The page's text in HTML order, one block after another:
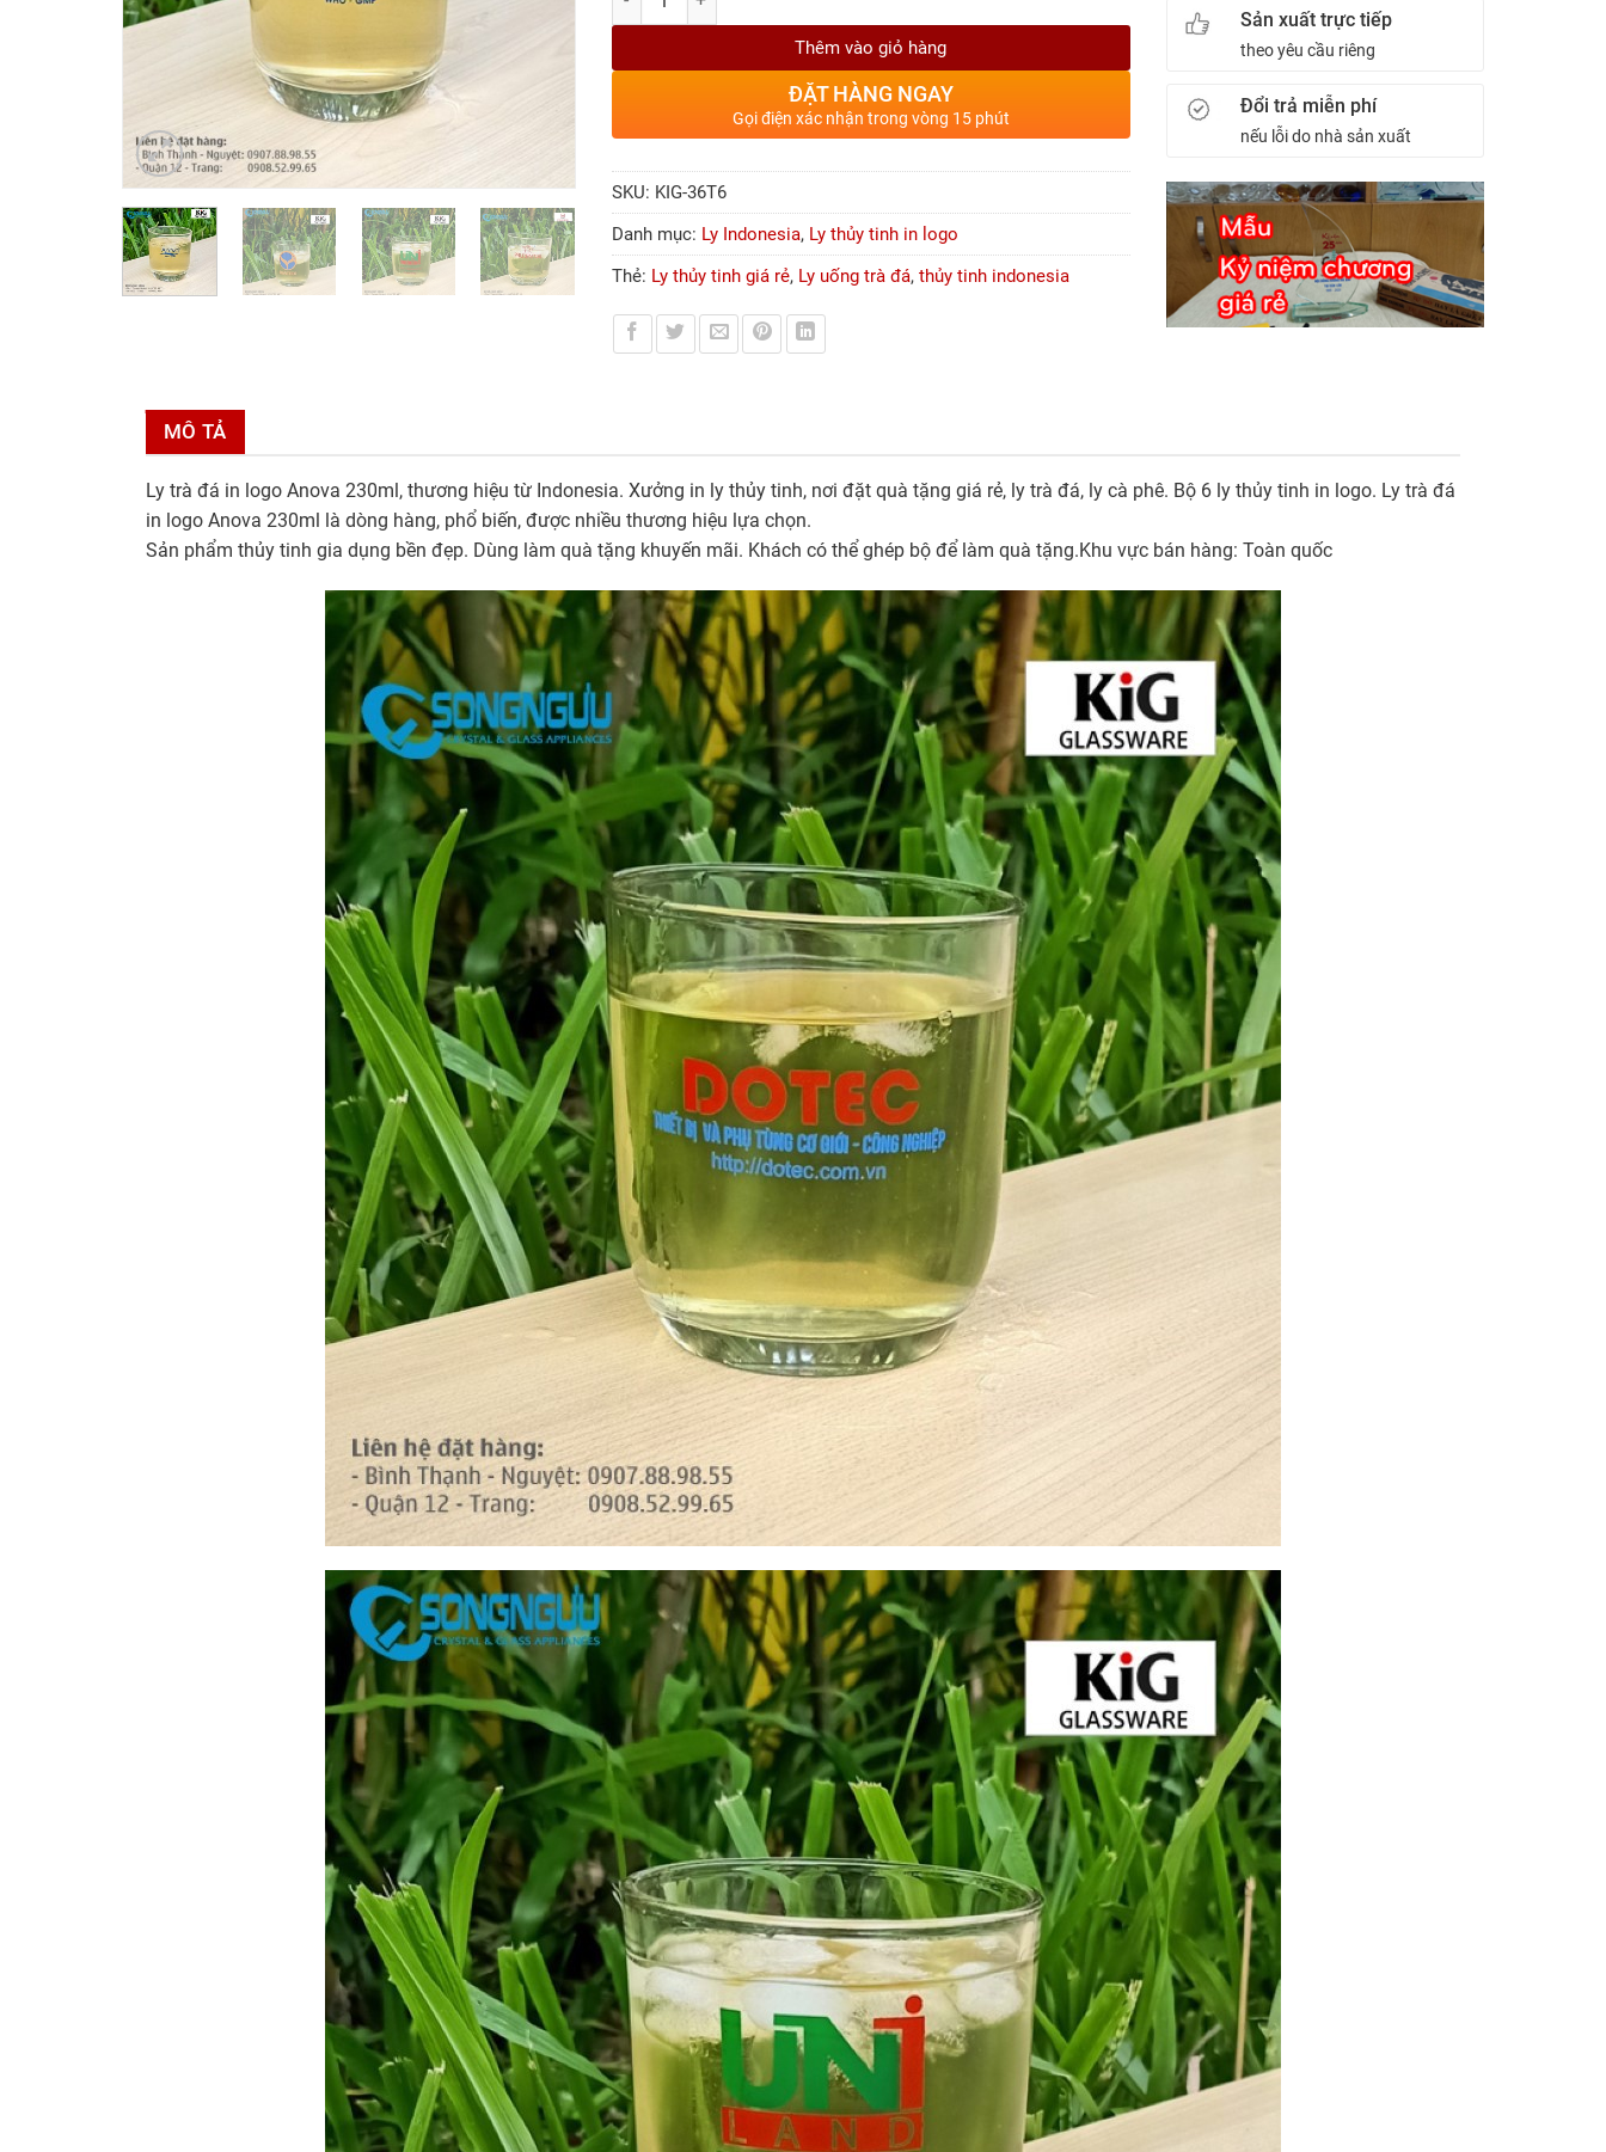
Thêm vào giỏ hàng
ĐẶT HÀNG NGAY
Gọi điện xác nhận trong vòng 15 phút
SKU: KIG-36T6
Danh mục: Ly Indonesia, Ly thủy tinh in logo
Thẻ: Ly thủy tinh giá rẻ, Ly uống trà đá, thủy tinh indonesia
Sản xuất trực tiếp
theo yêu cầu riêng
Đổi trả miễn phí
nếu lỗi do nhà sản xuất
MÔ TẢ
Ly trà đá in logo Anova 230ml, thương hiệu từ Indonesia. Xưởng in ly thủy tinh, nơi đặt quà tặng giá rẻ, ly trà đá, ly cà phê. Bộ 6 ly thủy tinh in logo. Ly trà đá
in logo Anova 230ml là dòng hàng, phổ biến, được nhiều thương hiệu lựa chọn.
Sản phẩm thủy tinh gia dụng bền đẹp. Dùng làm quà tặng khuyến mãi. Khách có thể ghép bộ để làm quà tặng.Khu vực bán hàng: Toàn quốc